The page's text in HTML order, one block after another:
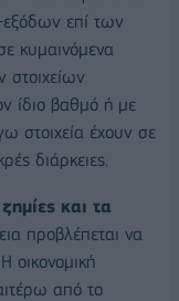
επί των
κυμαινόμενα
στοιχείων
ίδιο βαθμό ή με
στοιχεία έχουν σε
διάρκειες.
και τα
προβλέπεται να
οικονομική
από το